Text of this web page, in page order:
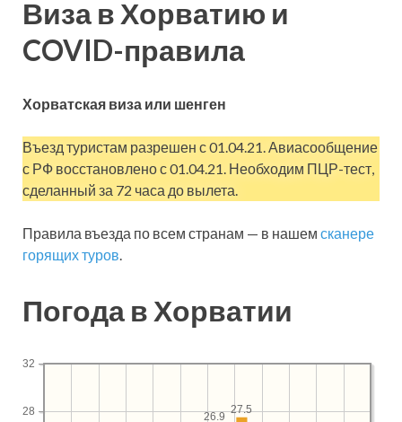
Виза в Хорватию и
COVID-правила
Хорватская виза или шенген
Въезд туристам разрешен с 01.04.21. Авиасообщение
с РФ восстановлено с 01.04.21. Необходим ПЦР-тест,
сделанный за 72 часа до вылета.
Правила въезда по всем странам — в нашем сканере
горящих туров.
Погода в Хорватии